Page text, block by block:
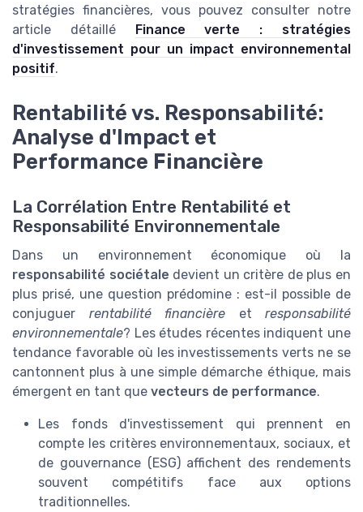
stratégies financières, vous pouvez consulter notre
article détaillé
Finance verte : stratégies
d'investissement pour un impact environnemental
positif.
Rentabilité vs. Responsabilité:
Analyse d'Impact et
Performance Financière
La Corrélation Entre Rentabilité et
Responsabilité Environnementale
Dans un environnement économique où la
responsabilité sociétale devient un critère de plus en
plus prisé, une question prédomine : est-il possible de
conjuguer rentabilité financière et responsabilité
environnementale? Les études récentes indiquent une
tendance favorable où les investissements verts ne se
cantonnent plus à une simple démarche éthique, mais
émergent en tant que vecteurs de performance.
Les fonds d'investissement qui prennent en
compte les critères environnementaux, sociaux, et
de gouvernance (ESG) affichent des rendements
souvent compétitifs face aux options
traditionnelles.